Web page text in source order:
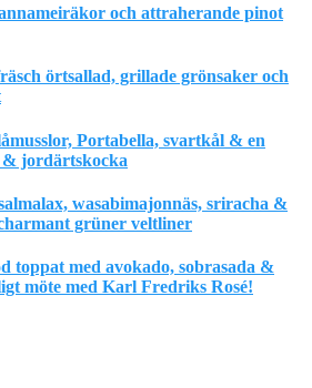
och attraherande pinot
örtsallad, grillade grönsaker och
Portabella, svartkål & en
jordärtskocka
wasabimajonnäs, sriracha &
grüner veltliner
toppat med avokado, sobrasada &
möte med Karl Fredriks Rosé!